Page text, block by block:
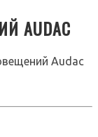
AUDAC
Audac